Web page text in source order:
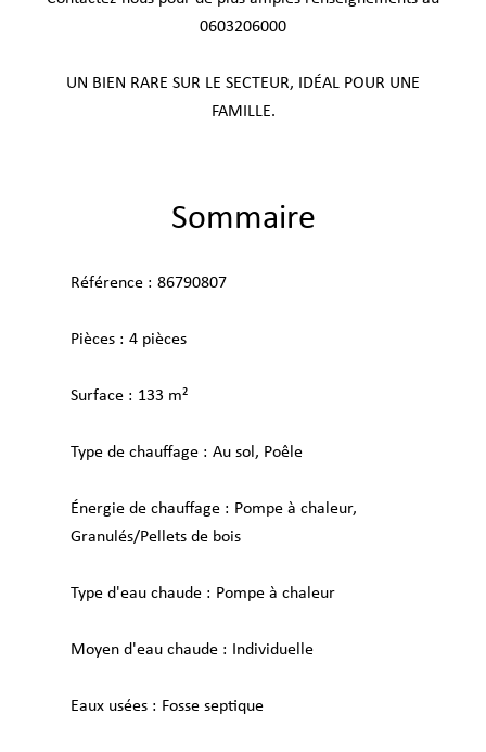
0603206000
UN BIEN RARE SUR LE SECTEUR, IDÉAL POUR UNE
FAMILLE.
Sommaire
Référence 86790807
Pièces 4 pièces
Surface 133 m²
Type de chauffage Au sol, Poêle
Énergie de chauffage
Pompe à chaleur,
Granulés/Pellets de bois
Type d'eau chaude Pompe à chaleur
Moyen d'eau chaude Individuelle
Eaux usées Fosse septique